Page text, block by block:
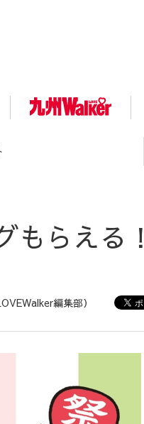
もらえる！
編集部）